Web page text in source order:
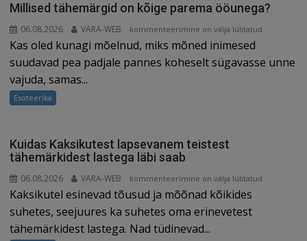
Millised tähemärgid on kõige parema ööunega?
06.08.2026 VARA-WEB
Millised
tähemärgid
on
kommenteerimine on välja lülitatud
Kas oled kunagi mõelnud, miks mõned inimesed
suudavad pea padjale pannes koheselt sügavasse unne
vajuda, samas...
Esoteerika
Kuidas Kaksikutest lapsevanem teistest
tähemärkidest lastega läbi saab
06.08.2026 VARA-WEB
Kuidas
Kaksikutest
lapsevanem
teistest
kommenteerimine on välja lülitatud
Kaksikutel esinevad tõusud ja mõõnad kõikides
suhetes, seejuures ka suhetes oma erinevetest
tähemärkidest lastega. Nad tüdinevad...